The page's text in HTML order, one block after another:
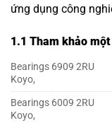
ứng dụng công
1.1 Tham khảo
Bearings 6909 2RU
Koyo,
Bearings 6009 2RU
Koyo,